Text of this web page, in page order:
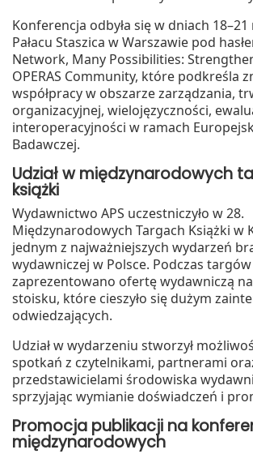
Konferencja odbyła się w dniach 18–21
Pałacu Staszica w Warszawie pod
Network, Many Possibilities:
OPERAS Community, które podkreśla
współpracy w obszarze zarządzania,
organizacyjnej, wielojęzyczności,
interoperacyjności w ramach
Badawczej.
Udział w międzynarodowych
książki
Wydawnictwo APS uczestniczyło w 28.
Międzynarodowych Targach Książki w
jednym z najważniejszych wydarzeń
wydawniczej w Polsce. Podczas targów
zaprezentowano ofertę wydawniczą na
stoisku, które cieszyło się dużym
odwiedzających.
Udział w wydarzeniu stworzył
spotkań z czytelnikami, partnerami
przedstawicielami środowiska
sprzyjając wymianie doświadczeń i
Promocja publikacji na
międzynarodowych